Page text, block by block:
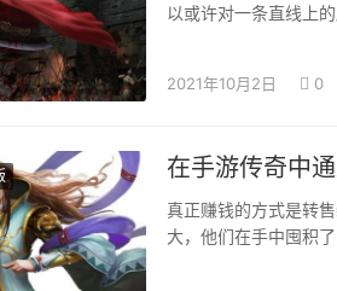
以或许对一条直线上
2021年10月2日 0
在手游传奇中
真正赚钱的方式是转
大，他们在手中囤积